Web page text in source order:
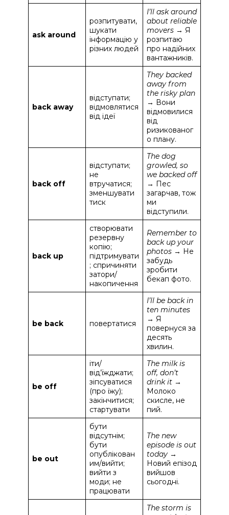
ask around
розпитувати,
шукати
інформацію у
різних людей
I’ll ask around
about reliable
movers → Я
розпитаю
про надійних
вантажників.
back away
відступати;
відмовлятися
від ідеї
They backed
away from
the risky plan
→ Вони
відмовилися
від
ризикованог
о плану.
back off
відступати;
не
втручатися;
зменшувати
тиск
The dog
growled, so
we backed off
→ Пес
загарчав, тож
ми
відступили.
back up
створювати
резервну
копію;
підтримувати
; спричиняти
затори/
накопичення
Remember to
back up your
photos → Не
забудь
зробити
бекап фото.
be back повертатися
I’ll be back in
ten minutes
→ Я
повернуся за
десять
хвилин.
be off
іти/
від’їжджати;
зіпсуватися
(про їжу);
закінчитися;
стартувати
The milk is
off, don’t
drink it →
Молоко
скисле, не
пий.
be out
бути
відсутнім;
бути
опублікован
им/вийти;
вийти з
моди; не
працювати
The new
episode is out
today →
Новий епізод
вийшов
сьогодні.
The storm is